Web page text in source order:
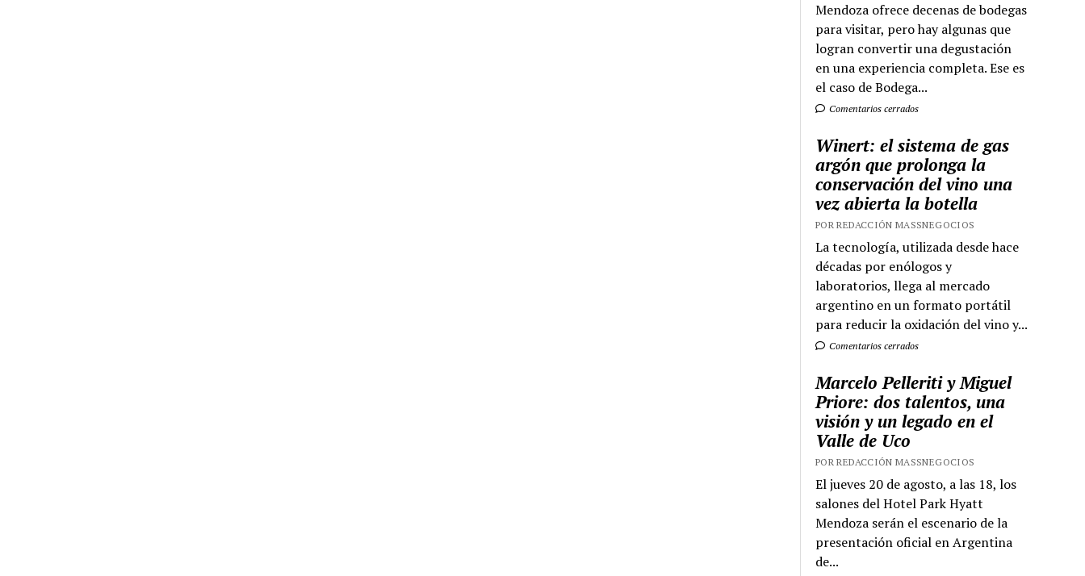
Mendoza ofrece decenas de bodegas
para visitar, pero hay algunas que
logran convertir una degustación
en una experiencia completa. Ese es
el caso de Bodega...
Comentarios cerrados
Winert: el sistema de gas
argón que prolonga la
conservación del vino una
vez abierta la botella
POR REDACCIÓN MASSNEGOCIOS
La tecnología, utilizada desde hace
décadas por enólogos y
laboratorios, llega al mercado
argentino en un formato portátil
para reducir la oxidación del vino y...
Comentarios cerrados
Marcelo Pelleriti y Miguel
Priore: dos talentos, una
visión y un legado en el
Valle de Uco
POR REDACCIÓN MASSNEGOCIOS
El jueves 20 de agosto, a las 18, los
salones del Hotel Park Hyatt
Mendoza serán el escenario de la
presentación oficial en Argentina
de...